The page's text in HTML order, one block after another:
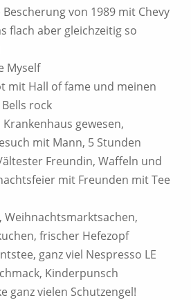
Bescherung von 1989 mit Chevy
flach aber gleichzeitig so
Myself
mit Hall of fame und meinen
rock
gewesen,
mit Mann, 5 Stunden
Freundin, Waffeln und
mit Freunden mit Tee
Weihnachtsmarktsachen,
frischer Hefezopf
ganz viel Nespresso LE
Kinderpunsch
ganz vielen Schutzengel!